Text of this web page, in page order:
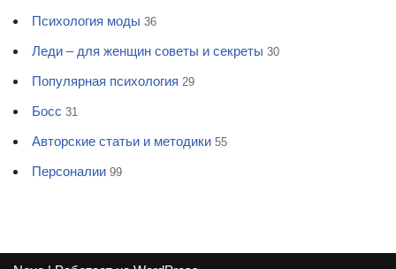
Психология моды 36
Леди – для женщин советы и секреты 30
Популярная психология 29
Босс 31
Авторские статьи и методики 55
Персоналии 99